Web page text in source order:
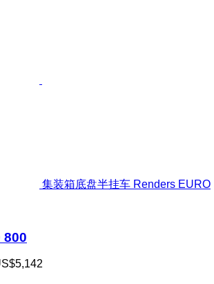
集装箱底盘半挂车 Renders EURO
800